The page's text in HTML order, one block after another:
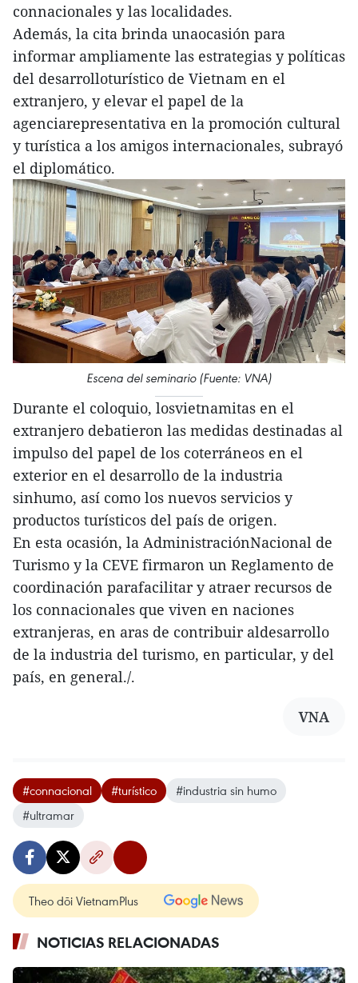
connacionales y las localidades.
Además, la cita brinda unaocasión para
informar ampliamente las estrategias y políticas
del desarrolloturístico de Vietnam en el
extranjero, y elevar el papel de la
agenciarepresentativa en la promoción cultural
y turística a los amigos internacionales, subrayó
el diplomático.
Escena del seminario (Fuente: VNA)
Durante el coloquio, losvietnamitas en el
extranjero debatieron las medidas destinadas al
impulso del papel de los coterráneos en el
exterior en el desarrollo de la industria
sinhumo, así como los nuevos servicios y
productos turísticos del país de origen.
En esta ocasión, la AdministraciónNacional de
Turismo y la CEVE firmaron un Reglamento de
coordinación parafacilitar y atraer recursos de
los connacionales que viven en naciones
extranjeras, en aras de contribuir aldesarrollo
de la industria del turismo, en particular, y del
país, en general./.
VNA
#connacional #turístico
#industria sin humo
#ultramar
Theo dõi VietnamPlus
NOTICIAS RELACIONADAS